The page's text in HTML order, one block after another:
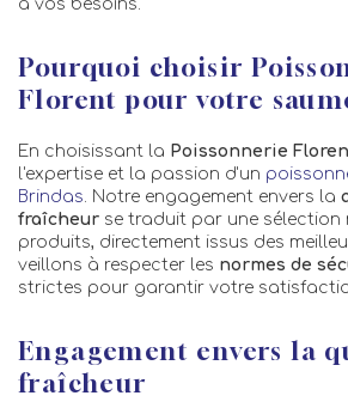
à vos besoins.
Pourquoi choisir
Florent pour votre
En choisissant la Poissonnerie
l'expertise et la passion d'un
Brindas. Notre engagement envers la
fraîcheur se traduit par une sélection
produits, directement issus des
veillons à respecter les normes de
strictes pour garantir votre
Engagement envers la
fraîcheur